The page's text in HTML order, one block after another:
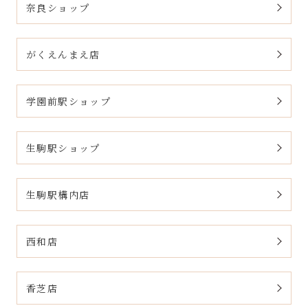
奈良ショップ
がくえんまえ店
学園前駅ショップ
生駒駅ショップ
生駒駅構内店
西和店
香芝店